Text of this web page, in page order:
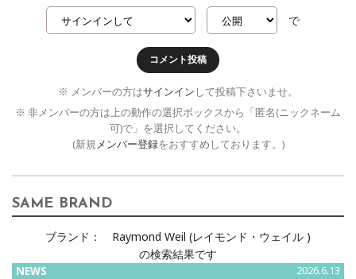
で
コメント投稿
※ メンバーの方はサインイン して投稿下さいませ。
※ 非メンバーの方は上の動作の選択ボックスから「匿名(ニックネーム
可)で」を選択してください。
(新規メンバー登録をおすすめしております。)
SAME BRAND
ブランド：
Raymond Weil (レイモンド・ウェイル )
の検索結果です
NEWS 2026.6.13